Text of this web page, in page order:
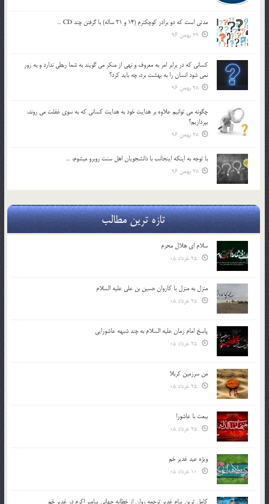
مدتي است كه دو برادر كوچكترم (14 و 21 ساله) با گرفتن چند CD …
29 بهمن 96
كساني كه در برابر امر به معروف و نهي از منكر مي گويند به شما ربطي ندارد و به زور
نمي شود انسان را به بهشت برد، چه بايد كرد؟
28 بهمن 96
چگونه مي توانيم علاوه بر هدايت خود به هدايت كساني كه به سوي غفلت مي روند،
بپردازيم؟
28 بهمن 96
با توجه به اينكه اينجانب با دانشجويان اهل سنت روبرو مي‎شوم، …
28 بهمن 96
تازه ترین مطالب
سلام ای هلال محرم
منزل به منزل با کاروان حسین بن علی علیه السلام
پاسخ امام زمان علیه السلام به چند شبهه عاشورایی
من سرزمین کربلا
بیعت با عاشورا
ویژه عید غدیر خم
کامل ترین پیام غدیر ترجمه روان از خطابه جهانی پیامبر اکرم در غدیر خم